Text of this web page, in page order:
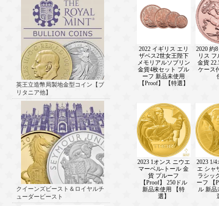
英王立造幣局製地金型コイン【ブ
リタニア他】
クイーンズビースト＆ロイヤルチ
ューダービースト
2022 イギリス エリ
ザベス2世女王陛下
メモリアルソブリン
金貨4枚セット プル
ーフ 新品未使用
【Proof】 【特選】
2020 約
リス
金貨
ケース
2023 1オンス ニウエ
マーベル-トール 金
貨 プルーフ
【Proof】 250ドル
新品未使用 【特
選】
2023 1/
エ シャ
ラシッ
ーフ 【
ル 新品